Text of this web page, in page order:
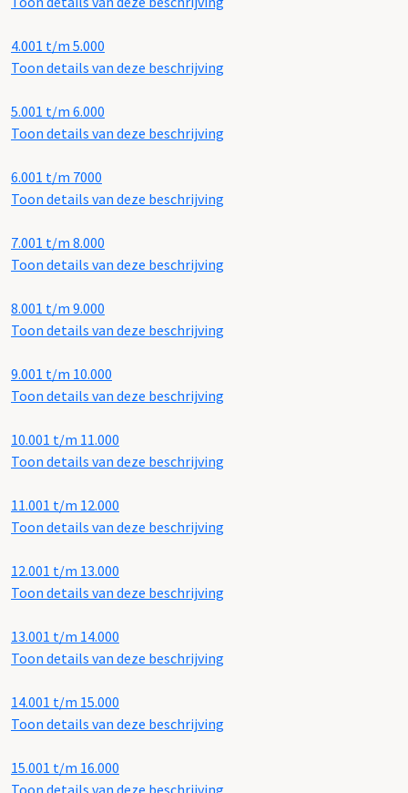
4.001 t/m 5.000
Toon details van deze beschrijving
5.001 t/m 6.000
Toon details van deze beschrijving
6.001 t/m 7000
Toon details van deze beschrijving
7.001 t/m 8.000
Toon details van deze beschrijving
8.001 t/m 9.000
Toon details van deze beschrijving
9.001 t/m 10.000
Toon details van deze beschrijving
10.001 t/m 11.000
Toon details van deze beschrijving
11.001 t/m 12.000
Toon details van deze beschrijving
12.001 t/m 13.000
Toon details van deze beschrijving
13.001 t/m 14.000
Toon details van deze beschrijving
14.001 t/m 15.000
Toon details van deze beschrijving
15.001 t/m 16.000